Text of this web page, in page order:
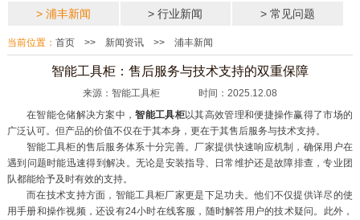
> 浦丰新闻 > 行业新闻 > 常见问题
当前位置： 首页>> 新闻资讯>> 浦丰新闻
智能工具柜：售后服务与技术支持的双重保障
来源：智能工具柜 时间：2025.12.08
在智能仓储解决方案中，智能工具柜以其高效管理和便捷操作赢得了市场的
广泛认可。但产品的价值不仅在于其本身，更在于其售后服务与技术支持。
智能工具柜的售后服务体系十分完善。厂家提供快速响应机制，确保用户在
遇到问题时能迅速得到解决。无论是安装指导、日常维护还是故障排查，专业团
队都能给予及时有效的支持。
而在技术支持方面，智能工具柜厂家更是下足功夫。他们不仅提供详尽的使
用手册和操作视频，还设有24小时在线客服，随时解答用户的技术疑问。此外，